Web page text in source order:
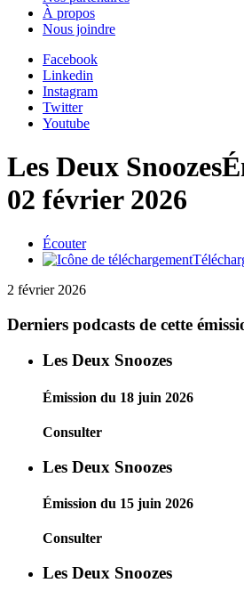
À propos
Nous joindre
Facebook
Linkedin
Instagram
Twitter
Youtube
Les Deux Snoozes
02 février 2026
Écouter
2 février 2026
Derniers podcasts de cette
Les Deux Snoozes
Émission du 18 juin 2026
Consulter
Les Deux Snoozes
Émission du 15 juin 2026
Consulter
Les Deux Snoozes